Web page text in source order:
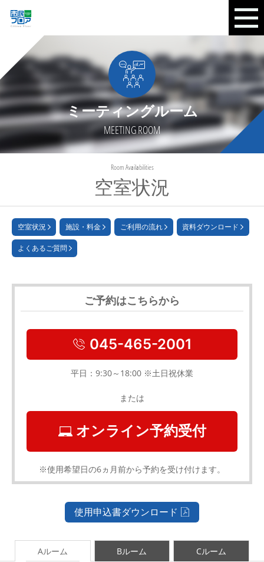
ミーティングルーム
MEETING ROOM
空室状況
Room Availabilities
空室状況 施設・料金 ご利用の流れ 資料ダウンロード
よくあるご質問
ご予約はこちらから
045-465-2001
平日：9:30～18:00 ※土日祝休業
または
オンライン予約受付
※使用希望日の6ヵ月前から予約を受け付けます。
使用申込書ダウンロード
Aルーム Bルーム Cルーム